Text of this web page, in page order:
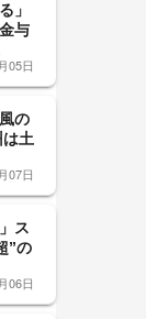
」
与
05日
の
土
07日
ス
”の
06日